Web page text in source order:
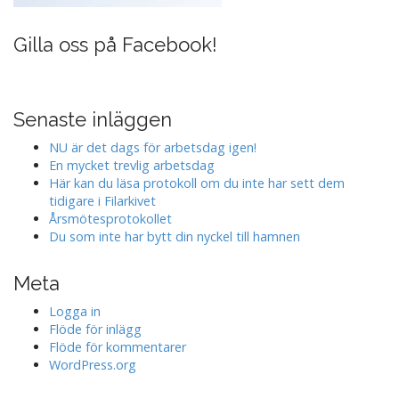
Gilla oss på Facebook!
Senaste inläggen
NU är det dags för arbetsdag igen!
En mycket trevlig arbetsdag
Här kan du läsa protokoll om du inte har sett dem
tidigare i Filarkivet
Årsmötesprotokollet
Du som inte har bytt din nyckel till hamnen
Meta
Logga in
Flöde för inlägg
Flöde för kommentarer
WordPress.org